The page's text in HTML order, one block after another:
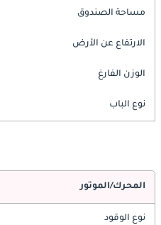
مساحة الصندوق
الارتفاع عن الأرض
الوزن الفارغ
نوع الباب
المحرك/الموتور
نوع الوقود